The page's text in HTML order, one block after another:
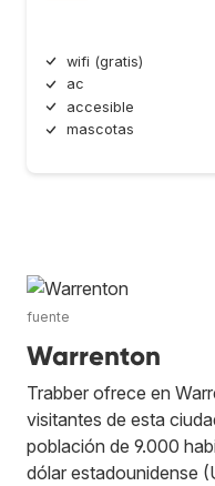
wifi (gratis)
ac
accesible
mascotas
fuente
Warrenton
Trabber ofrece en
visitantes de esta
población de 9.000
dólar estadounidense